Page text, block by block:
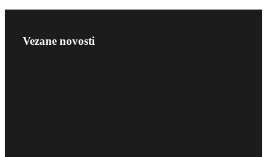
Vezane novosti